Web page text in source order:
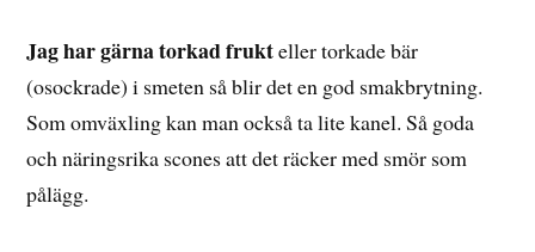
Jag har gärna torkad frukteller torkade bär
(osockrade) i smeten så blir det en god smakbrytning.
Som omväxling kan man också ta lite kanel. Så goda
och näringsrika scones att det räcker med smör som
pålägg.